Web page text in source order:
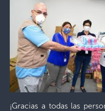
¡Gracias a todas las